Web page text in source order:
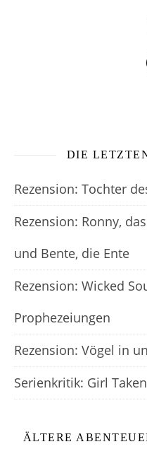
DIE
Rezension: Tochter
Rezension: Ronny,
und Bente, die Ente
Rezension: Wicked
Prophezeiungen
Rezension: Vögel in
Serienkritik: Girl Taken
ÄLTERE